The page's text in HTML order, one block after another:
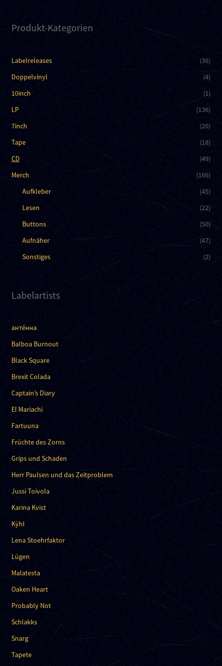
Produkt-Kategorien
Labelreleases
(36)
Doppelvinyl
(4)
10inch
(1)
LP
(136)
7inch
(20)
Tape
(18)
CD
(49)
Merch
(166)
Aufkleber
(45)
Lesen
(22)
Buttons
(50)
Aufnäher
(47)
Sonstiges
(2)
Labelartists
анте́нна
Balboa Burnout
Black Square
Brexit Colada
Captain’s Diary
El Mariachi
Fartuuna
Früchte des Zorns
Grips und Schaden
Herr Paulsen und das Zeitproblem
Jussi Toivola
Karina Kvist
Kÿhl
Lena Stoehrfaktor
Lügen
Malatesta
Oaken Heart
Probably Not
Schlakks
Snarg
Tapete